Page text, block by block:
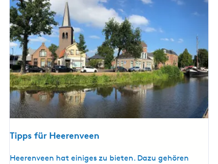
Tipps für Heerenveen
T
Heerenveen hat einiges zu bieten. Dazu gehören